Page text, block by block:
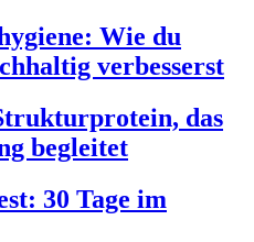
Wie du
verbesserst
das
begleitet
30 Tage im